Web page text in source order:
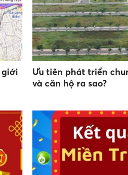
giới
Ưu tiên phát triển
và căn hộ ra sao?